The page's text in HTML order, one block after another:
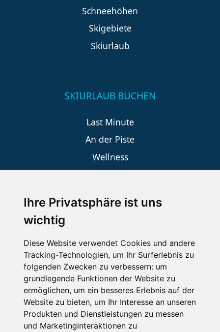
Ihre Privatsphäre ist uns
wichtig
Diese Website verwendet Cookies und andere
Tracking-Technologien, um Ihr Surferlebnis zu
folgenden Zwecken zu verbessern: um
grundlegende Funktionen der Website zu
ermöglichen, um ein besseres Erlebnis auf der
Website zu bieten, um Ihr Interesse an unseren
Produkten und Dienstleistungen zu messen
und Marketinginteraktionen zu
Schneehöhen
Skigebiete
Skiurlaub
SKIURLAUB BUCHEN
Last Minute
An der Piste
Wellness
SCHNEEHÖHEN SKI APP
Die Schneehoehen Ski APP für iOS und Android - Ein
Muss für alle Wintersportler und Schneefreaks!